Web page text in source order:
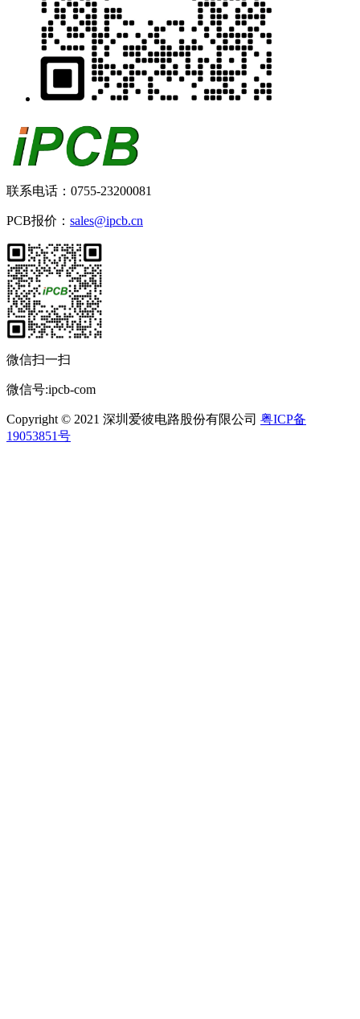
联系电话：0755-23200081
PCB报价： sales@ipcb.cn
微信扫一扫
微信号:ipcb-com
Copyright © 2021 深圳爱彼电路股份有限公司 粤ICP备
19053851号